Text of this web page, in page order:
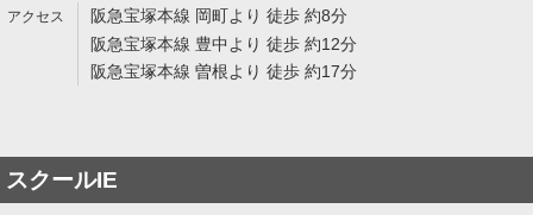
阪急宝塚本線 岡町より 徒歩 約8分
阪急宝塚本線 豊中より 徒歩 約12分
阪急宝塚本線 曽根より 徒歩 約17分
スクールIE